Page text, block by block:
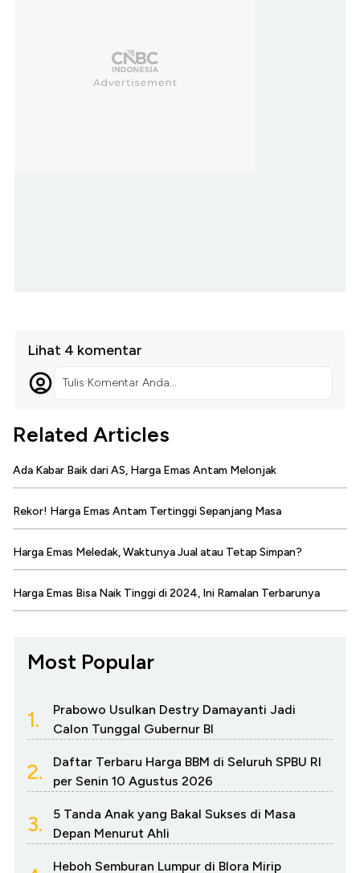
Lihat 4 komentar
Tulis Komentar Anda...
Related Articles
Ada Kabar Baik dari AS, Harga Emas Antam Melonjak
Rekor! Harga Emas Antam Tertinggi Sepanjang Masa
Harga Emas Meledak, Waktunya Jual atau Tetap Simpan?
Harga Emas Bisa Naik Tinggi di 2024, Ini Ramalan Terbarunya
Most Popular
1.
Prabowo Usulkan Destry Damayanti Jadi
Calon Tunggal Gubernur BI
2.
Daftar Terbaru Harga BBM di Seluruh SPBU RI
per Senin 10 Agustus 2026
3.
5 Tanda Anak yang Bakal Sukses di Masa
Depan Menurut Ahli
Heboh Semburan Lumpur di Blora Mirip